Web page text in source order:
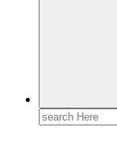
Search
for: